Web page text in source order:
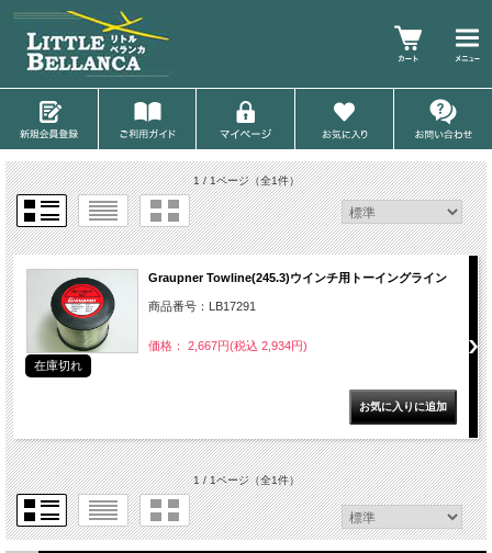
1 / 1ページ（全1件）
Graupner Towline(245.3)ウインチ用トーイングライン
商品番号：LB17291
価格： 2,667円(税込 2,934円)
在庫切れ
1 / 1ページ（全1件）